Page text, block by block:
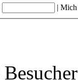
| Mich